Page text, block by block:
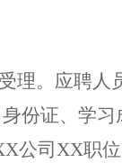
理。应聘人
份证、学习
公司 XX职位